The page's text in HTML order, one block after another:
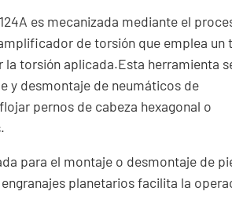
es mecanizada mediante el
de torsión que emplea un
torsión aplicada.Esta herramienta
y desmontaje de neumáticos de
pernos de cabeza hexagonal o
para el montaje o desmontaje de
planetarios facilita la